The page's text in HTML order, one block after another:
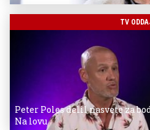
TV
Peter Poles delil nasvete za
Na lovu